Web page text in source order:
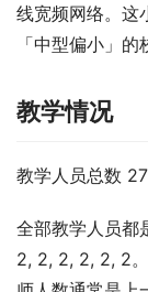
线宽频网络。这
「中型偏小」的
教学情况
教学人员总数
全部教学人员都
2, 2, 2, 2, 2, 2